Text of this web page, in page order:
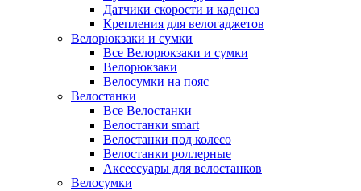
Датчики скорости и каденса
Крепления для велогаджетов
Велорюкзаки и сумки
Все Велорюкзаки и сумки
Велорюкзаки
Велосумки на пояс
Велостанки
Все Велостанки
Велостанки smart
Велостанки под колесо
Велостанки роллерные
Аксессуары для велостанков
Велосумки